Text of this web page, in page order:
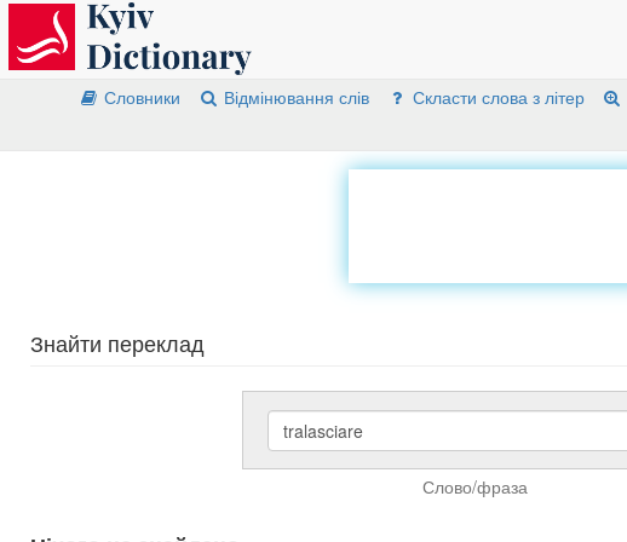
Словники Відмінювання слів Скласти слова з літер
Знайти переклад
Слово/фраза